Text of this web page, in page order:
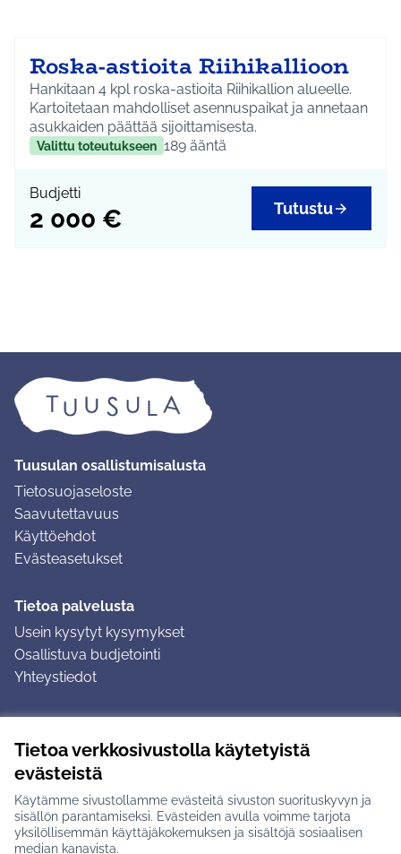
Tietoa verkkosivustolla käytetyistä
evästeistä
Käytämme sivustollamme evästeitä sivuston suorituskyvyn ja
sisällön parantamiseksi. Evästeiden avulla voimme tarjota
yksilöllisemmän käyttäjäkokemuksen ja sisältöjä sosiaalisen
median kanavista.
Roska-astioita Riihikallioon
Hankitaan 4 kpl roska-astioita Riihikallion alueelle.
Kartoitetaan mahdolliset asennuspaikat ja annetaan
asukkaiden päättää sijoittamisesta.
Valittu toteutukseen 189 ääntä
Budjetti
2 000 € Tutustu
Tuusulan osallistumisalusta
Tietosuojaseloste
Saavutettavuus
Käyttöehdot
Evästeasetukset
Tietoa palvelusta
Usein kysytyt kysymykset
Osallistuva budjetointi
Yhteystiedot
Ohjeet kirjautumiseen
Ohjeet kommentin jättämiseen